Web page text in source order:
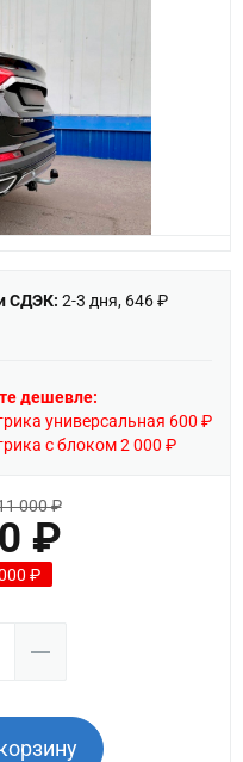
СДЭК: 2-3 дня, 646 ₽
дешевле:
универсальная 600 ₽
с блоком 2 000 ₽
000 ₽
₽
₽